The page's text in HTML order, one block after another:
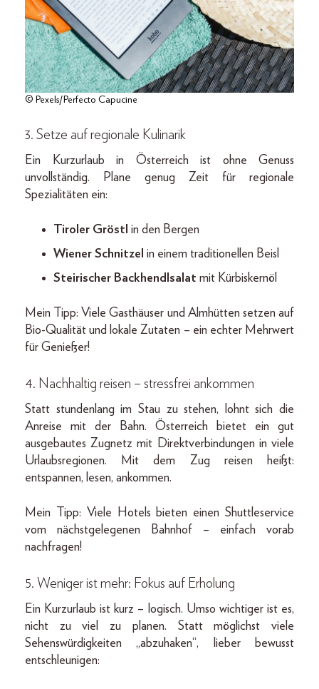
© Pexels/Perfecto Capucine
3. Setze auf regionale Kulinarik
Ein Kurzurlaub in Österreich ist ohne Genuss
unvollständig. Plane genug Zeit für regionale
Spezialitäten ein:
Tiroler Gröstl in den Bergen
Wiener Schnitzel in einem traditionellen Beisl
Steirischer Backhendlsalat mit Kürbiskernöl
Mein Tipp: Viele Gasthäuser und Almhütten setzen auf
Bio-Qualität und lokale Zutaten – ein echter Mehrwert
für Genießer!
4. Nachhaltig reisen – stressfrei ankommen
Statt stundenlang im Stau zu stehen, lohnt sich die
Anreise mit der Bahn. Österreich bietet ein gut
ausgebautes Zugnetz mit Direktverbindungen in viele
Urlaubsregionen. Mit dem Zug reisen heißt:
entspannen, lesen, ankommen.
Mein Tipp: Viele Hotels bieten einen Shuttleservice
vom nächstgelegenen Bahnhof – einfach vorab
nachfragen!
5. Weniger ist mehr: Fokus auf Erholung
Ein Kurzurlaub ist kurz – logisch. Umso wichtiger ist es,
nicht zu viel zu planen. Statt möglichst viele
Sehenswürdigkeiten „abzuhaken“, lieber bewusst
entschleunigen: